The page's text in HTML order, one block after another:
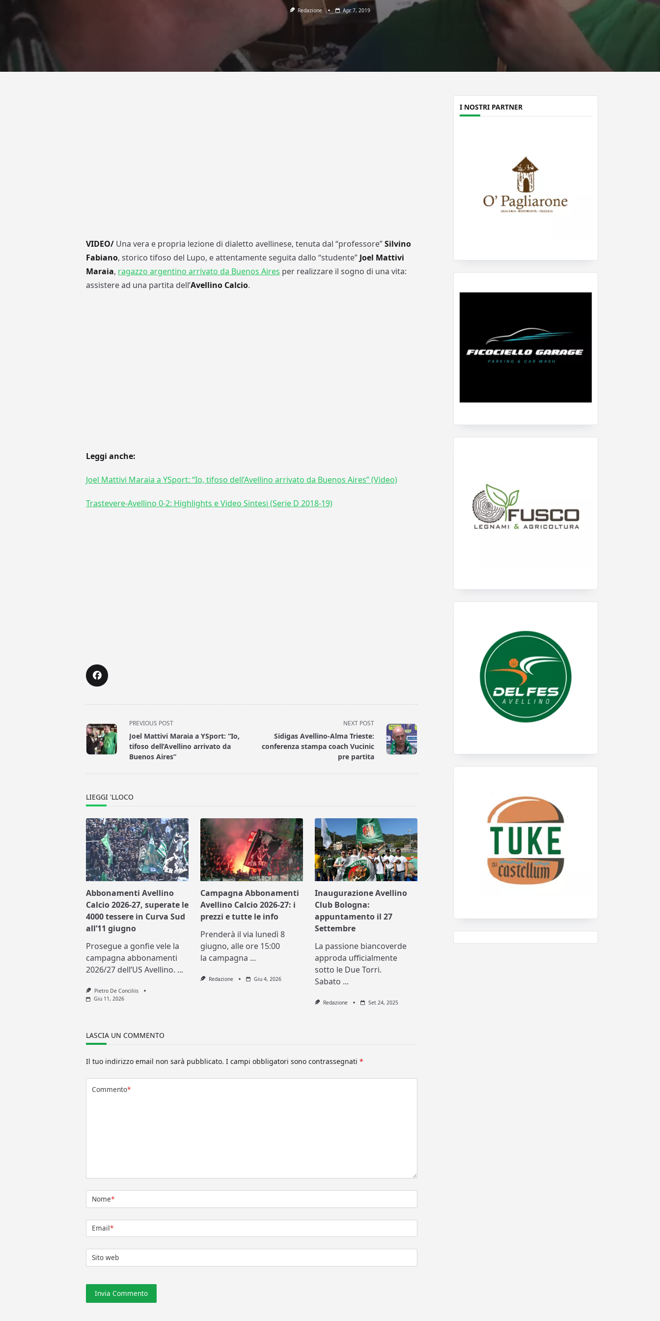
Redazione Apr 7, 2019
VIDEO/ Una vera e propria lezione di dialetto avellinese, tenuta dal “professore”Silvino
Fabiano, storico tifoso del Lupo, e attentamente seguita dallo “studente” Joel Mattivi
Maraia, ragazzo argentino arrivato da Buenos Aires per realizzare il sogno di una vita:
assistere ad una partita dell’Avellino Calcio.
Leggi anche:
Joel Mattivi Maraia a YSport: “Io, tifoso dell’Avellino arrivato da Buenos Aires” (Video)
Trastevere-Avellino 0-2: Highlights e Video Sintesi (Serie D 2018-19)
<span
class="nav-
subtitle
screen-
PREVIOUS POST
Joel Mattivi Maraia a YSport: “Io,
tifoso dell’Avellino arrivato da
Buenos Aires”
NEXT POST
Sidigas Avellino-Alma Trieste:
conferenza stampa coach Vucinic
pre partita
LIEGGI 'LLOCO
Abbonamenti Avellino
Calcio 2026-27, superate le
4000 tessere in Curva Sud
all’11 giugno
Prosegue a gonfie vele la
campagna abbonamenti
2026/27 dell’US Avellino. ...
Pietro De Conciliis
Giu 11, 2026
Campagna Abbonamenti
Avellino Calcio 2026-27: i
prezzi e tutte le info
Prenderà il via lunedì 8
giugno, alle ore 15:00
la campagna ...
Redazione Giu 4, 2026
Inaugurazione Avellino
Club Bologna:
appuntamento il 27
Settembre
La passione biancoverde
approda ufficialmente
sotto le Due Torri.
Sabato ...
Redazione Set 24, 2025
LASCIA UN COMMENTO
Il tuo indirizzo email non sarà pubblicato. I campi obbligatori sono contrassegnati*
Commento*
Nome*
Email*
Sito web
I NOSTRI PARTNER